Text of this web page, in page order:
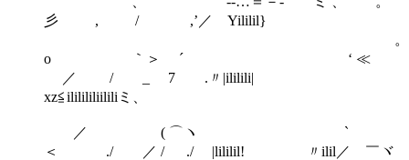
彡 , / ,’／ Yililil}
o ｀＞ ´ ‘ ≪
／ / _ 7 .〃|ililili|
xz≦ililililiililiミ、
ゝ ／ ( ⌒ヽ `
＜ ./ ／ / ./ |lililil! 〃ilil／ ￣ヾ